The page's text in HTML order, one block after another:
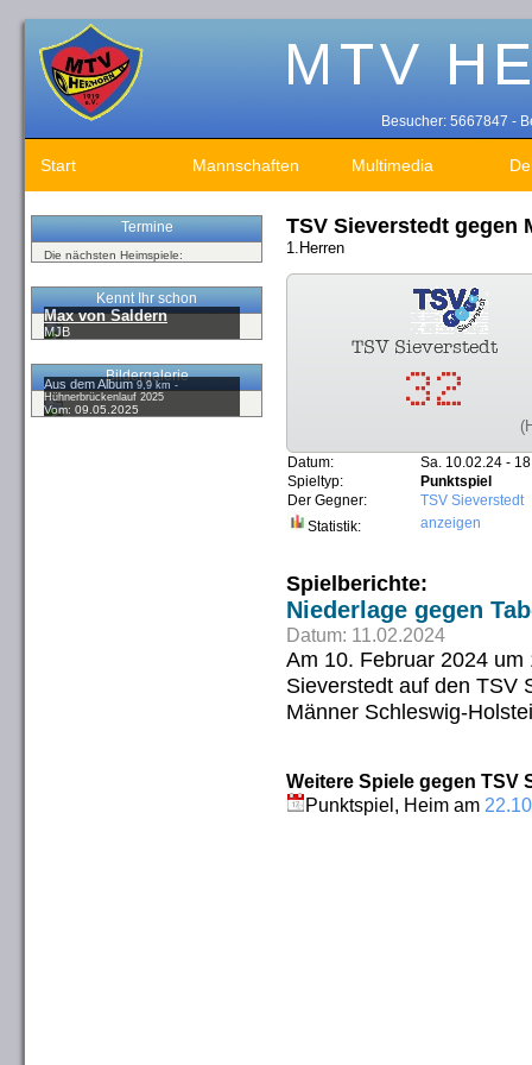
Besucher: 5667847 -
Start Mannschaften Multimedia
Termine
Die nächsten Heimspiele:
Kennt Ihr schon
Max von Saldern
MJB
Bildergalerie
Aus dem Album9,9 km -
Hühnerbrückenlauf 2025
Vom: 09.05.2025
TSV Sieverstedt gegen
1.Herren
Datum:
Sa. 10.02.24 -
Spieltyp:
Punktspiel
Der Gegner:
TSV Sieverstedt
Statistik:
anzeigen
Spielberichte:
Niederlage gegen
Datum: 11.02.2024
Am 10. Februar 2024
Sieverstedt auf den TSV
Männer Schleswig-
Weitere Spiele gegen TSV
Punktspiel, Heim am